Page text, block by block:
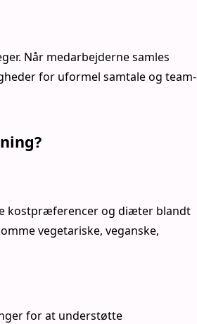
Når medarbejderne samles
for uformel samtale og team-
kostpræferencer og diæter blandt
vegetariske, veganske,
for at understøtte